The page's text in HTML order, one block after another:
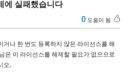
출력되지 않습니다
서 생성한 파일(cmo3, can3, moc3)
?
고 FREE 버전을 이용하고 싶다
수 초과 / macOS 업데이트 / PC 교
에 실패했습니다
0 도움이 됨
거나 한 번도 등록하지 않은 라이선스를 해
은 이 라이선스를 해제할 필요가 없으므로
오.